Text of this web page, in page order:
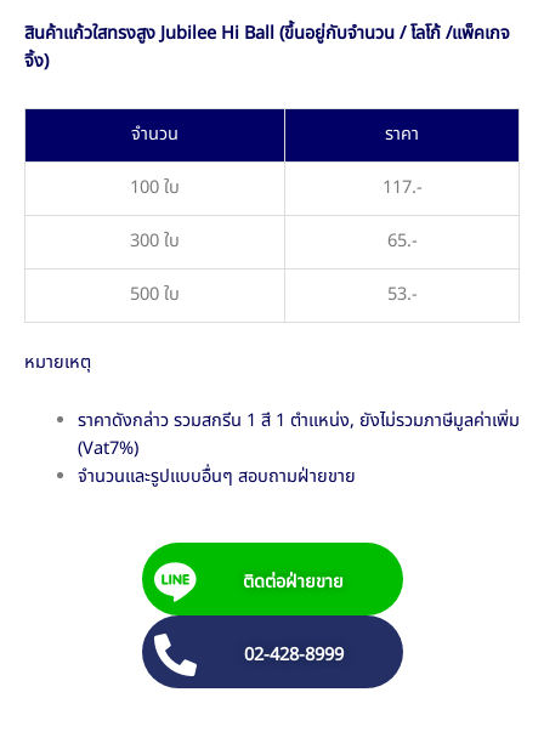
สินค้าแก้วใสทรงสูง Jubilee Hi Ball (ขึ้นอยู่กับจำนวน / โลโก้ /แพ็คเกจ
จิ้ง)
จำนวน
ราคา
100 ใบ
117.-
300 ใบ
65.-
500 ใบ
53.-
หมายเหตุ
ราคาดังกล่าว รวมสกรีน 1 สี 1 ตำแหน่ง, ยังไม่รวมภาษีมูลค่าเพิ่ม
(Vat7%)
จำนวนและรูปแบบอื่นๆ สอบถามฝ่ายขาย
ติดต่อฝ่ายขาย
02-428-8999